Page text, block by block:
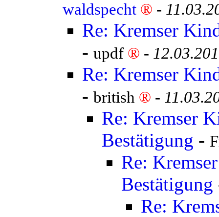
waldspecht ® -
Re: Kremser
- updf ® -
Re: Kremser
- british ® -
Re: Kremser
Bestätigung -
Re:
Bestätigung
Re: